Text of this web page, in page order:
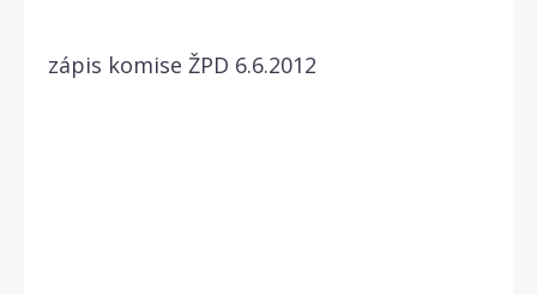
zápis komise ŽPD 6.6.2012